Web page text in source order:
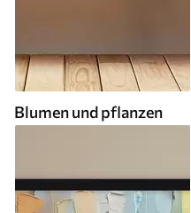
Blumen und pflanzen